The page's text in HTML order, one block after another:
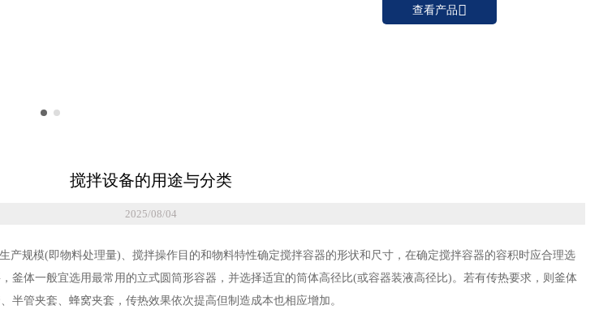
查看产品
搅拌设备的用途与分类
2025/08/04
规模(即物料处理量)、搅拌操作目的和物料特性确定搅拌容器的形状和尺寸，在确定搅拌容器的容积时应合理选
釜体一般宜选用最常用的立式圆筒形容器，并选择适宜的筒体高径比(或容器装液高径比)。若有传热要求，则釜体
半管夹套、蜂窝夹套，传热效果依次提高但制造成本也相应增加。